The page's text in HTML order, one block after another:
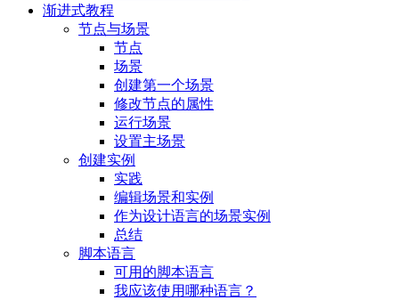
渐进式教程
节点与场景
节点
场景
创建第一个场景
修改节点的属性
运行场景
设置主场景
创建实例
实践
编辑场景和实例
作为设计语言的场景实例
总结
脚本语言
可用的脚本语言
我应该使用哪种语言？